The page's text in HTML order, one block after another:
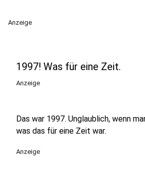
Anzeige
1997! Was für eine Zeit.
Anzeige
Das war 1997. Unglaublich, wenn
was das für eine Zeit war.
Anzeige